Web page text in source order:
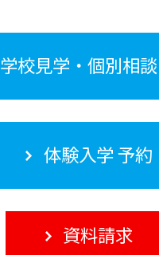
学校見学・個別相
体験入学 予約
資料請求